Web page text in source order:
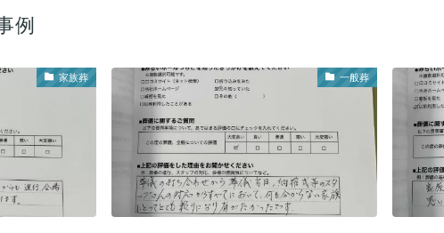
例
家族葬 一般葬